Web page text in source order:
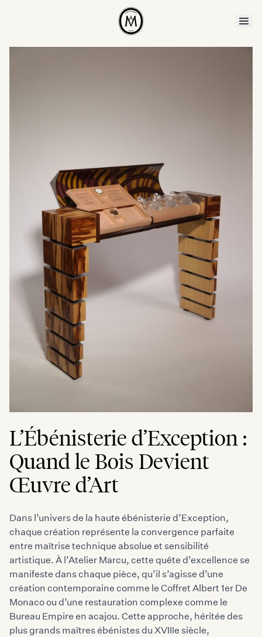
L’Ébénisterie d’Exception :
Quand le Bois Devient
Œuvre d’Art
Dans l’univers de la haute ébénisterie d’Exception,
chaque création représente la convergence parfaite
entre maîtrise technique absolue et sensibilité
artistique. À l’Atelier Marcu, cette quête d’excellence se
manifeste dans chaque pièce, qu’il s’agisse d’une
création contemporaine comme le Coffret Albert 1er De
Monaco ou d’une restauration complexe comme le
Bureau Empire en acajou. Cette approche, héritée des
plus grands maîtres ébénistes du XVIIIe siècle,